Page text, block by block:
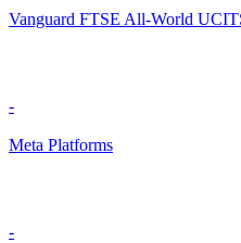
Vanguard FTSE All-World
-
Meta Platforms
-